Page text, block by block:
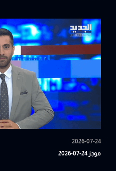
2026-07-24
موجز 24-07-2026